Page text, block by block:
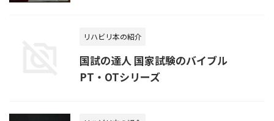
リハビリ本の紹介
国試の達人 国家試験のバイブル
PT・OTシリーズ